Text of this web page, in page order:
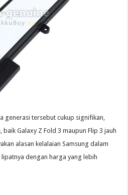
generasi tersebut cukup signifikan,
Galaxy Z Fold 3 maupun Flip 3 jauh
alasan kelalaian Samsung dalam
dengan harga yang lebih